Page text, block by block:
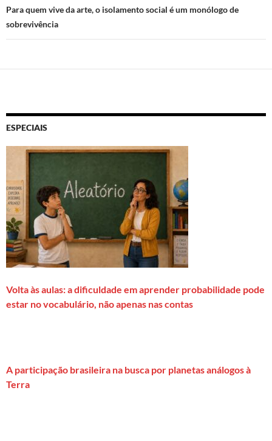
Para quem vive da arte, o isolamento social é um monólogo de
sobrevivência
ESPECIAIS
Volta às aulas: a dificuldade em aprender probabilidade pode
estar no vocabulário, não apenas nas contas
A participação brasileira na busca por planetas análogos à
Terra